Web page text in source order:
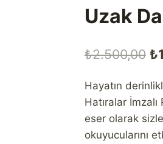
Uzak
₺2.500,00 ₺
Hayatın
Hatıralar İmzalı
eser olarak
okuyucularını